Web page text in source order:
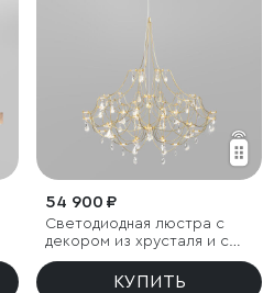
54 900 ₽
Светодиодная люстра с
декором из хрусталя и с
пультом дистанционного
управленияКУПИТЬ